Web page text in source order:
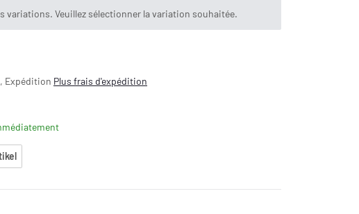
variations. Veuillez sélectionner la variation souhaitée.
, Expédition Plus frais d'expédition